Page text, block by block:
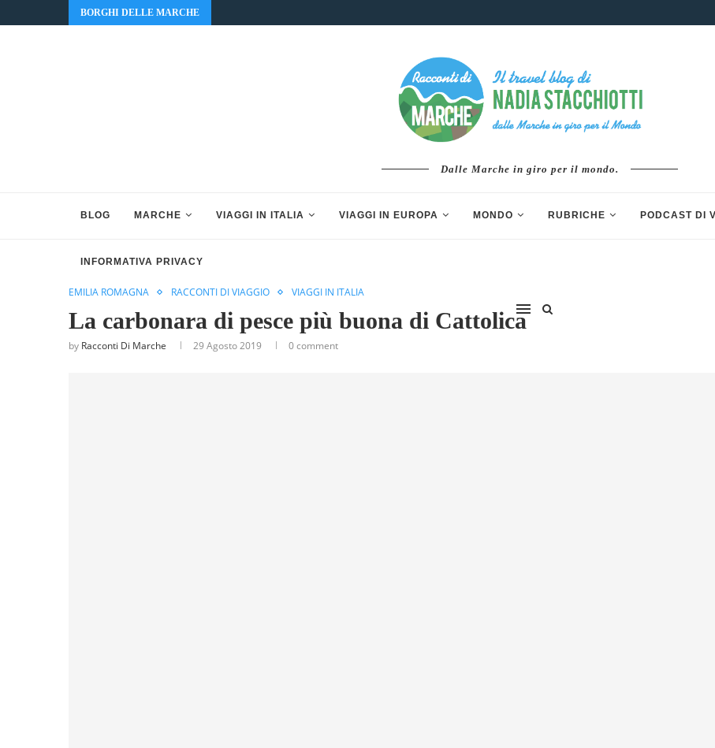
BORGHI DELLE MARCHE
Dalle Marche in giro per il mondo.
BLOG MARCHE VIAGGI IN ITALIA VIAGGI IN EUROPA MONDO RUBRICHE PODCAST DI
INFORMATIVA PRIVACY
EMILIA ROMAGNA RACCONTI DI VIAGGIO VIAGGI IN ITALIA
La carbonara di pesce più buona di Cattolica
by Racconti Di Marche 29 Agosto 2019 0 comment